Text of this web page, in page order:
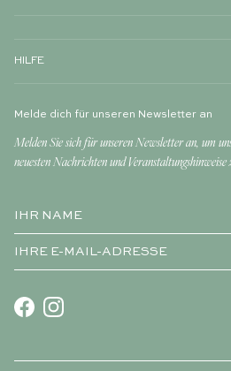
HILFE
Melde dich für unseren Newsletter an
Melden Sie sich für unseren Newsletter an, um
neuesten Nachrichten und
FacebookInstagram